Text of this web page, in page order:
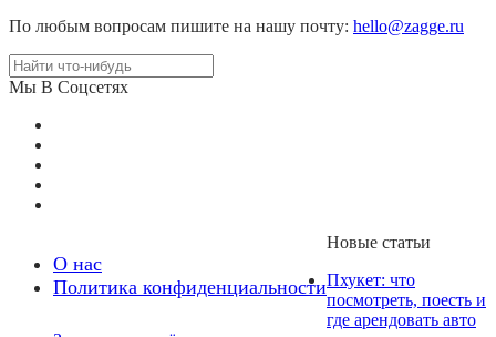
По любым вопросам пишите на нашу почту: hello@zagge.ru
Мы В Соцсетях
О нас
Политика конфиденциальности
Новые статьи
Пхукет: что
посмотреть, поесть и
где арендовать авто